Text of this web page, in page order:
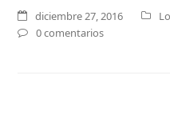
diciembre 27, 2016
0 comentarios